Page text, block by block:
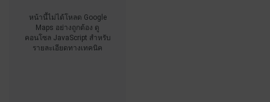
หน้านี้ไม่ได้โหลด Google
Maps อย่างถูกต้อง ดู
คอนโซล JavaScript สำหรับ
รายละเอียดทางเทคนิค